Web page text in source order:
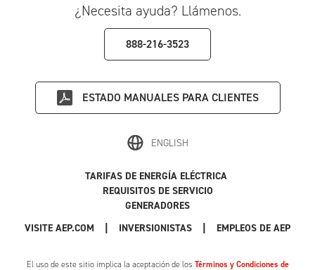
¿Necesita ayuda? Llámenos.
888-216-3523
ESTADO MANUALES PARA CLIENTES
ENGLISH
VISITE AEP.COM | INVERSIONISTAS | EMPLEOS DE AEP
|
TARIFAS DE ENERGÍA ELÉCTRICA
REQUISITOS DE SERVICIO
GENERADORES
El uso de este sitio implica la aceptación de los Términos y Condiciones de